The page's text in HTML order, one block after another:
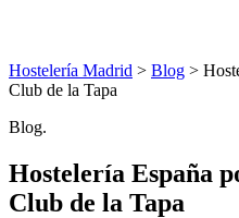
Hostelería Madrid > Blog >
Club de la Tapa
Blog.
Hostelería España
Club de la Tapa